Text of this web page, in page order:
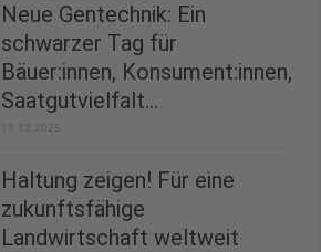
Neue Gentechnik: Ein
schwarzer Tag für
Bäuer:innen, Konsument:innen,
Saatgutvielfalt...
19.12.2025
Haltung zeigen! Für eine
zukunftsfähige
Landwirtschaft weltweit